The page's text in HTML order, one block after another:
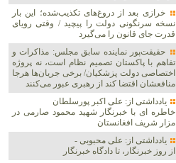
خرازی بعد از دروغ‌های تکذیب‌شده؛ این بار
نسخه سرنگونی دولت را پیچید / وقتی رویای
قدرت جای قانون را می‌گیرد
حقیقت‌پور نماینده سابق مجلس: مذاکرات و
تفاهم با پاکستان تصمیم نظام است، نه پروژه
اختصاصی دولت پزشکیان/ برخی جریان‌ها هرجا
منافعشان اقتضا کند از رهبری عبور می‌کنند
یادداشتی از: علی اکبر پورسلطان
خاطره ای با خبرنگار شهید محمود صارمی در
مزار شریف افغانستان
یادداشتی از: علی محبوبی -
از روز خبرنگار، تا دادگاه خبرنگار